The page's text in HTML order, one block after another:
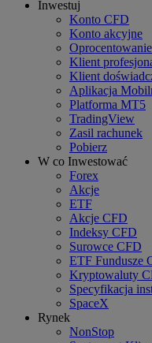
Inwestuj
Konto CFD
Konto akcyjne
Klient
Klient
Aplikacja
Platforma MT5
TradingView
Zasil rachunek
Pobierz
W co Inwestować
Forex
Akcje
ETF
Akcje CFD
Indeksy CFD
Surowce CFD
ETF Fundusze
Kryptowaluty
Specyfikacja
SpaceX
Rynek
NonStop